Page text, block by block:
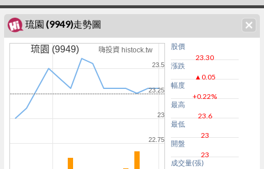
琉園 (9949)走勢圖
琉園 (9949) 嗨投資 histock.tw
22.75
23
23.25
23.5
股價
23.30
漲跌
▲0.05
幅度
+0.22%
最高
23.6
最低
23
開盤
23
成交量(張)